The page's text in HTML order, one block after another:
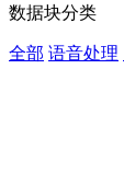
数据块分类
全部 语音处理